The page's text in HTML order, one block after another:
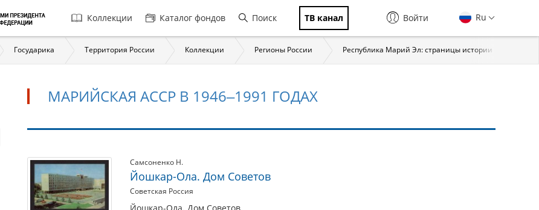
Главная
навигация
Коллекции Каталог фондов Поиск ТВ канал Ru
Войти
Государика Территория России Коллекции Регионы России Республика Марий Эл: страницы истории
МАРИЙСКАЯ АССР В 1946‒1991 ГОДАХ
Марийская
АССР
в
Самсоненко Н.
Йошкар-Ола. Дом Советов
Советская Россия